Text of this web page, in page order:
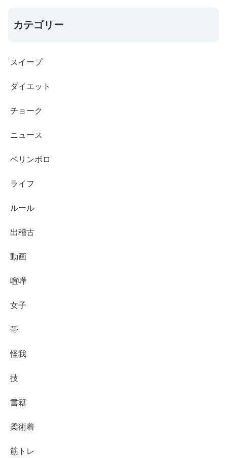
カテゴリー
スイープ
ダイエット
チョーク
ニュース
ベリンボロ
ライフ
ルール
出稽古
動画
喧嘩
女子
帯
怪我
技
書籍
柔術着
筋トレ